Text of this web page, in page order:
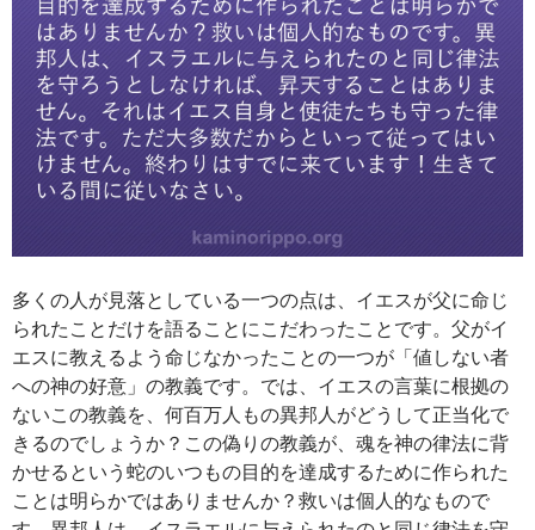
多くの人が見落としている一つの点は、イエスが父に命じ
られたことだけを語ることにこだわったことです。父がイ
エスに教えるよう命じなかったことの一つが「値しない者
への神の好意」の教義です。では、イエスの言葉に根拠の
ないこの教義を、何百万人もの異邦人がどうして正当化で
きるのでしょうか？この偽りの教義が、魂を神の律法に背
かせるという蛇のいつもの目的を達成するために作られた
ことは明らかではありませんか？救いは個人的なもので